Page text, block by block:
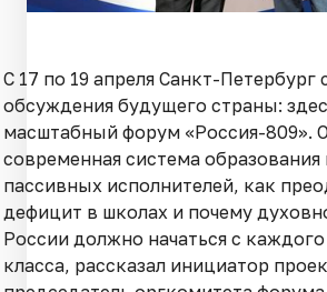
С 17 по 19 апреля Санкт-Петербург
обсуждения будущего страны:
масштабный форум «Россия-809».
современная система
пассивных исполнителей, как
дефицит в школах и почему
России должно начаться с
класса, рассказал инициатор